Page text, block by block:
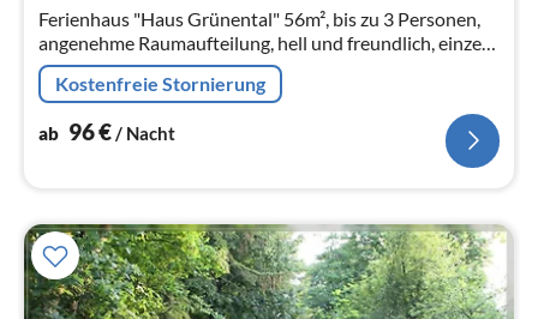
Ferienhaus "Haus Grünental" 56m², bis zu 3 Personen,
angenehme Raumaufteilung, hell und freundlich, einzeln
gelegen, 200 m zum NOK Kanal, Blick auf Felder und
Natur in der 1.Saison
Kostenfreie Stornierung
ab 96€/ Nacht